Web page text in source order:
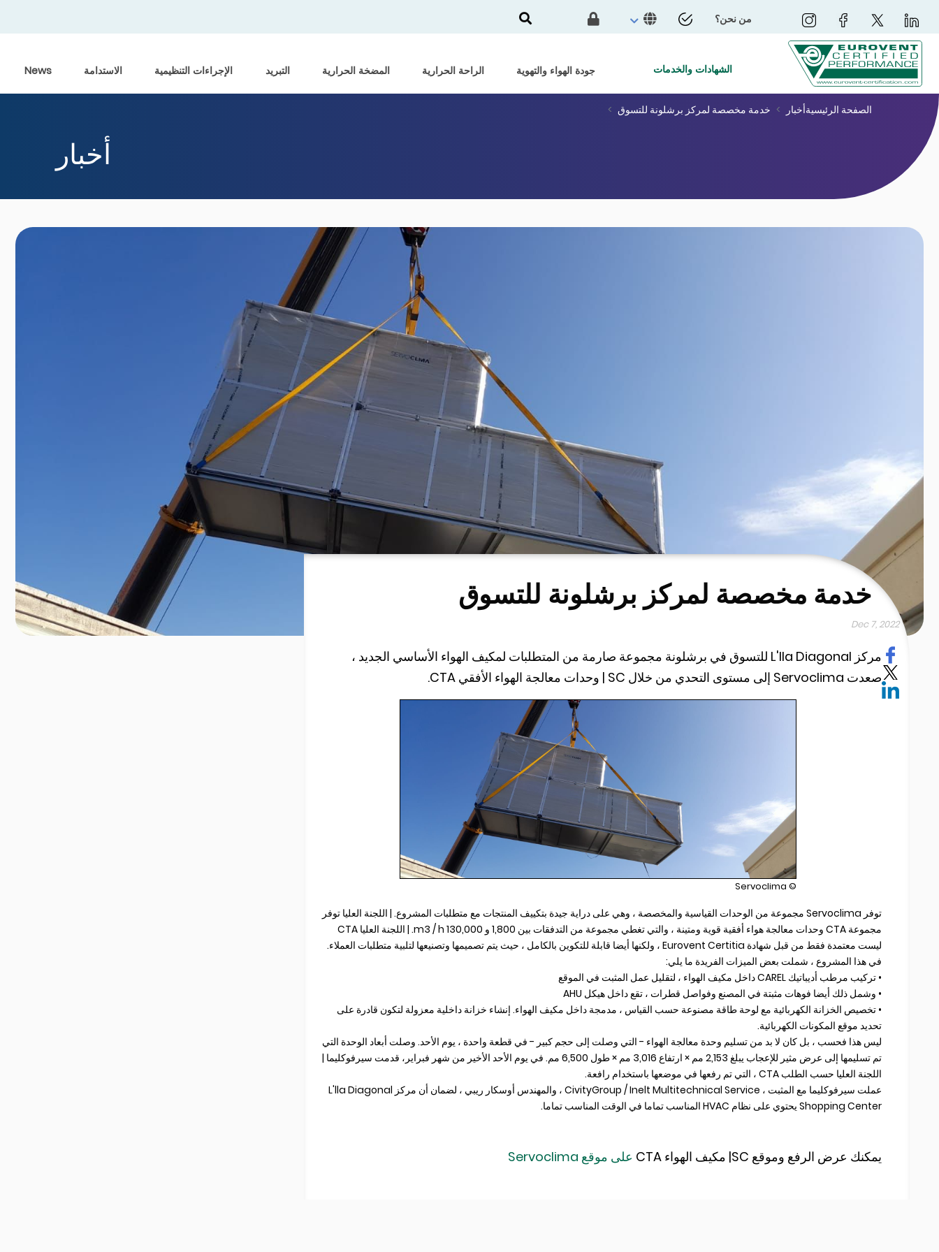
من نحن؟
الشهادات والخدمات جودة الهواء والتهوية الراحة الحرارية المضخة الحرارية التبريد الإجراءات التنظيمية الاستدامة News
الصفحة الرئيسيةأخبار خدمة مخصصة لمركز برشلونة للتسوق
أخبار
خدمة مخصصة لمركز برشلونة للتسوق
Dec 7, 2022
مركز L'lla Diagonal للتسوق في برشلونة مجموعة صارمة من المتطلبات لمكيف الهواء الأساسي الجديد ،
صعدت Servoclima إلى مستوى التحدي من خلال SC | وحدات معالجة الهواء الأفقي CTA.
© Servoclima
توفر Servoclima مجموعة من الوحدات القياسية والمخصصة ، وهي على دراية جيدة بتكييف المنتجات مع متطلبات المشروع. | اللجنة العليا توفر
مجموعة CTA وحدات معالجة هواء أفقية قوية ومتينة ، والتي تغطي مجموعة من التدفقات بين 1,800 و 130,000 m3 / h. | اللجنة العليا CTA
ليست معتمدة فقط من قبل شهادة Eurovent Certitia ، ولكنها أيضا قابلة للتكوين بالكامل ، حيث يتم تصميمها وتصنيعها لتلبية متطلبات العملاء.
في هذا المشروع ، شملت بعض الميزات الفريدة ما يلي:
• تركيب مرطب أديباتيك CAREL داخل مكيف الهواء ، لتقليل عمل المثبت في الموقع
• وشمل ذلك أيضا فوهات مثبتة في المصنع وفواصل قطرات ، تقع داخل هيكل AHU
• تخصيص الخزانة الكهربائية مع لوحة طاقة مصنوعة حسب القياس ، مدمجة داخل مكيف الهواء. إنشاء خزانة داخلية معزولة لتكون قادرة على
تحديد موقع المكونات الكهربائية.
ليس هذا فحسب ، بل كان لا بد من تسليم وحدة معالجة الهواء - التي وصلت إلى حجم كبير - في قطعة واحدة ، يوم الأحد. وصلت أبعاد الوحدة التي
تم تسليمها إلى عرض مثير للإعجاب يبلغ 2,153 مم × ارتفاع 3,016 مم × طول 6,500 مم. في يوم الأحد الأخير من شهر فبراير، قدمت سيرفوكليما |
اللجنة العليا حسب الطلب CTA ، التي تم رفعها في موضعها باستخدام رافعة.
عملت سيرفوكليما مع المثبت ، CivityGroup / Inelt Multitechnical Service ، والمهندس أوسكار ريبي ، لضمان أن مركز L'lla Diagonal
Shopping Center يحتوي على نظام HVAC المناسب تماما في الوقت المناسب تماما.
يمكنك عرض الرفع وموقع SC| مكيف الهواء CTA على موقع Servoclima